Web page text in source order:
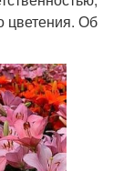
цветения. Об